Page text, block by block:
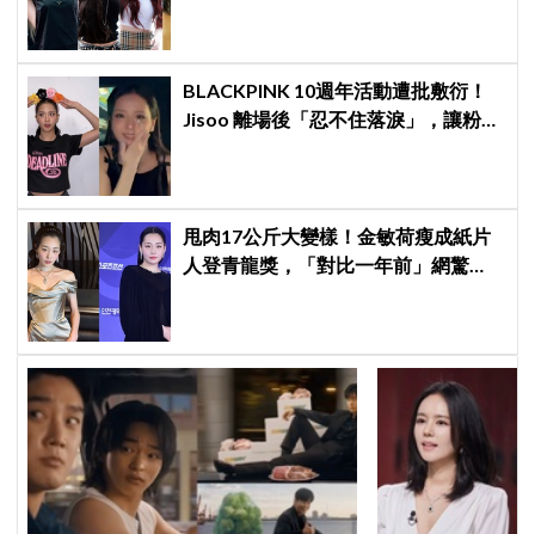
BLACKPINK 10週年活動遭批敷衍！
Jisoo 離場後「忍不住落淚」，讓粉絲
甩肉17公斤大變樣！金敏荷瘦成紙片
人登青龍獎，「對比一年前」網驚